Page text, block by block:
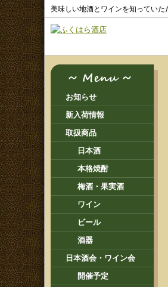
美味しい地酒とワインを知ってい
お知らせ
新入荷情報
取扱商品
日本酒
本格焼酎
梅酒・果実酒
ワイン
ビール
酒器
日本酒会・ワイン会
開催予定